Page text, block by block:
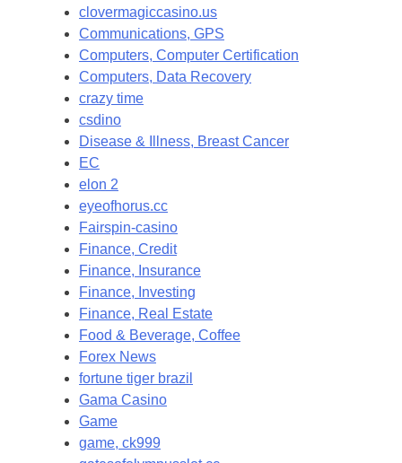
clovermagiccasino.us
Communications, GPS
Computers, Computer Certification
Computers, Data Recovery
crazy time
csdino
Disease & Illness, Breast Cancer
EC
elon 2
eyeofhorus.cc
Fairspin-casino
Finance, Credit
Finance, Insurance
Finance, Investing
Finance, Real Estate
Food & Beverage, Coffee
Forex News
fortune tiger brazil
Gama Casino
Game
game, ck999